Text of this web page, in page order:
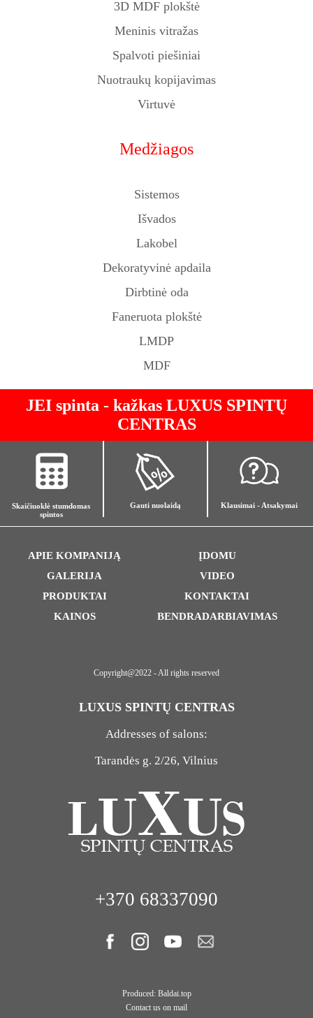
3D MDF plokštė
Meninis vitražas
Spalvoti piešiniai
Nuotraukų kopijavimas
Virtuvė
Medžiagos
Sistemos
Išvados
Lakobel
Dekoratyvinė apdaila
Dirbtinė oda
Faneruota plokštė
LMDP
MDF
JEI spinta - kažkas LUXUS SPINTŲ
CENTRAS
Skaičiuoklė stumdomas
spintos
Gauti nuolaidą Klausimai - Atsakymai
APIE KOMPANIJĄ
GALERIJA
PRODUKTAI
KAINOS
ĮDOMU
VIDEO
KONTAKTAI
BENDRADARBIAVIMAS
Copyright@2022 - All rights reserved
LUXUS SPINTŲ CENTRAS
Addresses of salons:
Tarandės g. 2/26, Vilnius
+370 68337090
Produced: Baldai.top
Contact us on mail